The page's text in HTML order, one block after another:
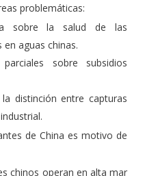
problemáticas:
sobre la salud de las
aguas chinas.
sobre subsidios
distinción entre capturas
de China es motivo de
chinos operan en alta mar